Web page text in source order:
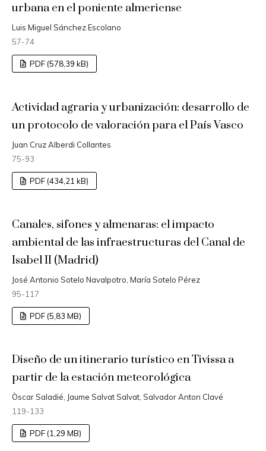
urbana en el poniente almeriense
Luis Miguel Sánchez Escolano
57-74
PDF (578,39 kB)
Actividad agraria y urbanización: desarrollo de
un protocolo de valoración para el País Vasco
Juan Cruz Alberdi Collantes
75-93
PDF (434,21 kB)
Canales, sifones y almenaras: el impacto
ambiental de las infraestructuras del Canal de
Isabel II (Madrid)
José Antonio Sotelo Navalpotro, María Sotelo Pérez
95-117
PDF (5,83 MB)
Diseño de un itinerario turístico en Tivissa a
partir de la estación meteorológica
Òscar Saladié, Jaume Salvat Salvat, Salvador Anton Clavé
119-133
PDF (1,29 MB)